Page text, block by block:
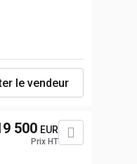
le vendeur
500 EUR
Prix HT